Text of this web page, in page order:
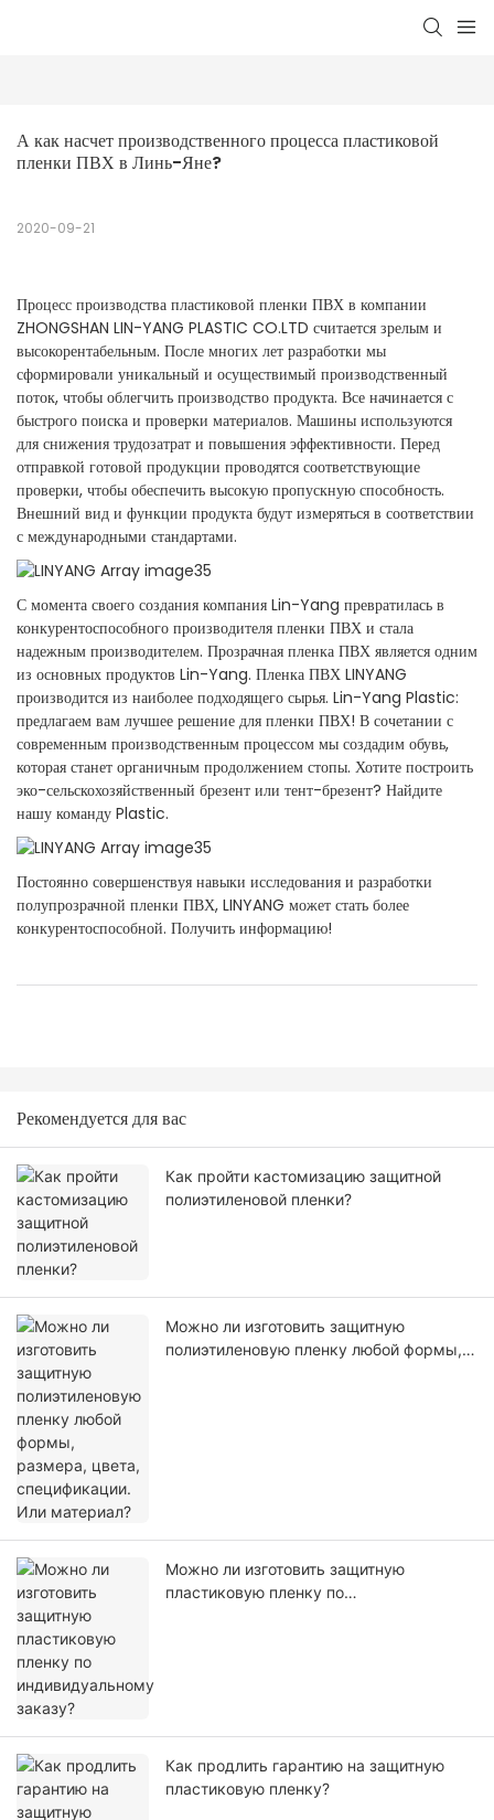
А как насчет производственного процесса пластиковой
пленки ПВХ в Линь-Яне?
2020-09-21
Процесс производства пластиковой пленки ПВХ в компании
ZHONGSHAN LIN-YANG PLASTIC CO.LTD считается зрелым и
высокорентабельным. После многих лет разработки мы
сформировали уникальный и осуществимый производственный
поток, чтобы облегчить производство продукта. Все начинается с
быстрого поиска и проверки материалов. Машины используются
для снижения трудозатрат и повышения эффективности. Перед
отправкой готовой продукции проводятся соответствующие
проверки, чтобы обеспечить высокую пропускную способность.
Внешний вид и функции продукта будут измеряться в соответствии
с международными стандартами.
С момента своего создания компания Lin-Yang превратилась в
конкурентоспособного производителя пленки ПВХ и стала
надежным производителем. Прозрачная пленка ПВХ является одним
из основных продуктов Lin-Yang. Пленка ПВХ LINYANG
производится из наиболее подходящего сырья. Lin-Yang Plastic:
предлагаем вам лучшее решение для пленки ПВХ! В сочетании с
современным производственным процессом мы создадим обувь,
которая станет органичным продолжением стопы. Хотите построить
эко-сельскохозяйственный брезент или тент-брезент? Найдите
нашу команду Plastic.
Постоянно совершенствуя навыки исследования и разработки
полупрозрачной пленки ПВХ, LINYANG может стать более
конкурентоспособной. Получить информацию!
Рекомендуется для вас
Как пройти кастомизацию защитной
полиэтиленовой пленки?
Можно ли изготовить защитную
полиэтиленовую пленку любой формы,
Можно ли изготовить защитную
пластиковую пленку по
Как продлить гарантию на защитную
пластиковую пленку?